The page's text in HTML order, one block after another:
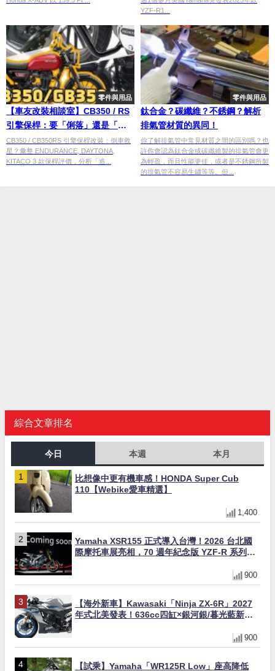
YZF-R1...
零件與用品
【車友改裝相談室】CB350 / RS
引擎保桿：要「俐落」還是「粗
勇」？倒車救星與 DIY 安裝的真
實血淚｜台日車友評價匯總
CB350 / CB350RS 引擎保桿改裝：倒車救
星？彙整 ENDURANCE, DAYTONA,
KITACO 3 款保桿評價，分析「造...
零件與用品
鈦合金？碳纖維？不銹鋼？解析
排氣管材質的異同！
你了解排氣管中常見材質之間的區別嗎？也
許你會認為鈦合金或碳纖維製的排氣管會更
為輕盈，而且性能更佳，或者是不銹鋼所製
的排氣管不容易生鏽等等。但...
綜合文章排名
今日 本週 本月
比想像中更有機車感！HONDA Super Cub
110【Webike愛車精選】
1,400
Yamaha XSR155 正式導入台灣！2026 台北國
際摩托車展亮相，70 週年紀念版 YZF-R 系列限
900
【海外新車】Kawasaki「Ninja ZX-6R」2027
年式北美發表！636cc四缸×銀河銀/暮光藍新色
900
【試乘】Yamaha「WR125R Low」座高降低